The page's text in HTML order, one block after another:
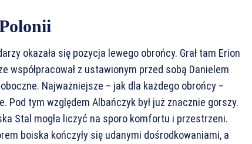
okazała się pozycja lewego obrońcy. Grał tam Erion
współpracował z ustawionym przed sobą Danielem
Najważniejsze – jak dla każdego obrońcy –
Pod tym względem Albańczyk był już znacznie gorszy.
Stal mogła liczyć na sporo komfortu i przestrzeni.
boiska kończyły się udanymi dośrodkowaniami, a